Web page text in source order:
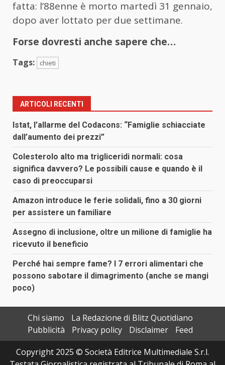
fatta: l’88enne è morto martedì 31 gennaio,
dopo aver lottato per due settimane.
Forse dovresti anche sapere che…
Tags: chieti
ARTICOLI RECENTI
Istat, l’allarme del Codacons: “Famiglie schiacciate
dall’aumento dei prezzi”
Colesterolo alto ma trigliceridi normali: cosa
significa davvero? Le possibili cause e quando è il
caso di preoccuparsi
Amazon introduce le ferie solidali, fino a 30 giorni
per assistere un familiare
Assegno di inclusione, oltre un milione di famiglie ha
ricevuto il beneficio
Perché hai sempre fame? I 7 errori alimentari che
possono sabotare il dimagrimento (anche se mangi
poco)
Chi siamo
La Redazione di Blitz Quotidiano
Pubblicità
Privacy policy Disclaimer
Feed
Copyright 2025 © Società Editrice Multimediale S.r.l.